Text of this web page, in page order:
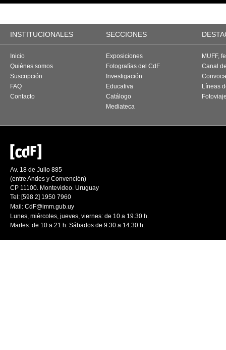
INSTITUCIONALES SECCIONES
Inicio
Quiénes somos
Suscripción
FAQ
Contacto
Exposiciones
Fotografías del CdF
Investigación
Educativa
Catálogo
Mediateca
MUFF,
Canal
Líneas
Av. 18 de Julio 885
(entre Andes y Convención)
CP 11100. Montevideo. Uruguay
Tel: [598 2] 1950 7960
Mail: CdF@imm.gub.uy
Lunes, miércoles, jueves, viernes: de 10 a 19.30 h.
Martes: de 10 a 21 h. Sábados de 9.30 a 14.30 h.